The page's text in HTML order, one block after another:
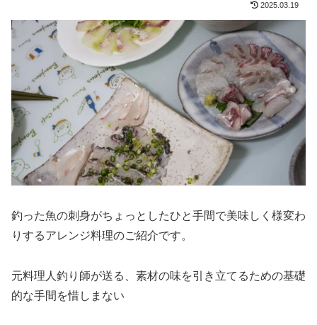
2025.03.19
釣った魚の刺身がちょっとしたひと手間で美味しく様変わ
りするアレンジ料理のご紹介です。
元料理人釣り師が送る、素材の味を引き立てるための基礎
的な手間を惜しまない